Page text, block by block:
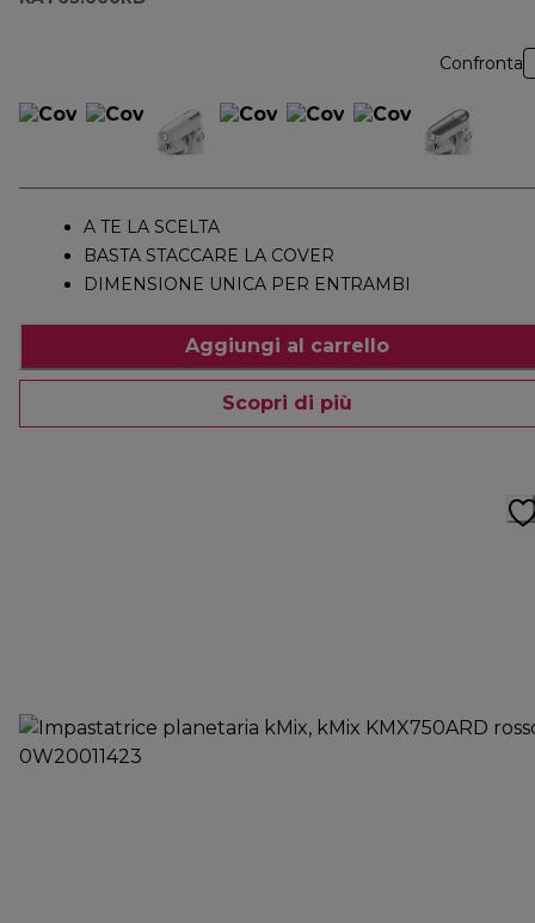
Confronta
A TE LA SCELTA
BASTA STACCARE LA COVER
DIMENSIONE UNICA PER ENTRAMBI
Aggiungi al carrello
Scopri di più